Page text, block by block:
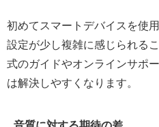
初めてスマートデバイスを使
設定が少し複雑に感じられる
式のガイドやオンラインサポ
は解決しやすくなります。